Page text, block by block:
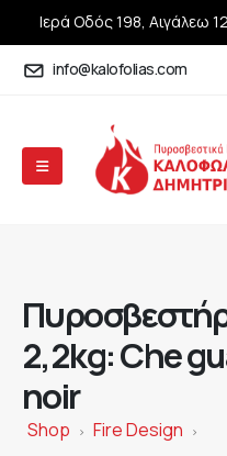
Ιερά Οδός 198, Αιγάλεω
info@kalofolias.com
2,2kg: Che
noir
Shop > Fire Design >